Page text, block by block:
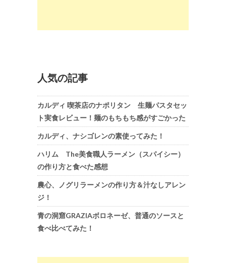
人気の記事
カルディ 喫茶店のナポリタン 生麺パスタセッ
ト実食レビュー！麺のもちもち感がすごかった
カルディ、ナシゴレンの素使ってみた！
ハリム The美食職人ラーメン（スパイシー）
の作り方と食べた感想
農心、ノグリラーメンの作り方＆汁なしアレン
ジ！
青の洞窟GRAZIAボロネーゼ、普通のソースと
食べ比べてみた！